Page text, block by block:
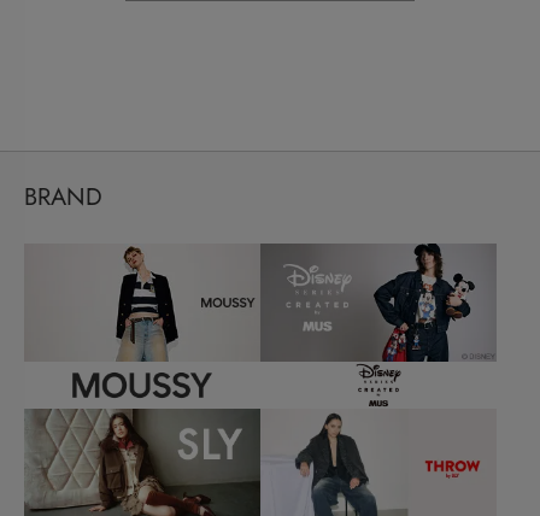
BRAND